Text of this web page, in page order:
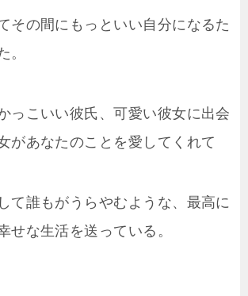
その間にもっといい自分になるた
。
っこいい彼氏、可愛い彼女に出会
があなたのことを愛してくれて
て誰もがうらやむような、最高に
せな生活を送っている。